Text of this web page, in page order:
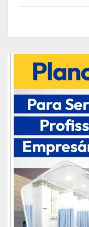
eventos
o agressor se
confortável, as
registros de
É necessário
dos poderes
nas esferas
que os
praticar tais
as leis. Neste
vou me
pelos crimes
mulheres. As